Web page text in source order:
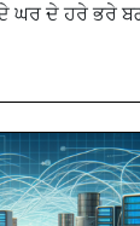
ਘਰ ਦੇ ਹਰੇ ਭਰੇ